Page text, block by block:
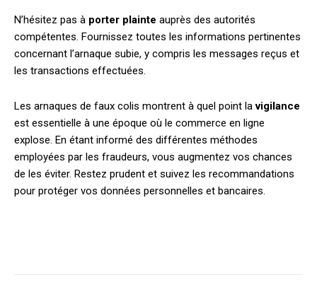
N’hésitez pas à porter plainte auprès des autorités
compétentes. Fournissez toutes les informations pertinentes
concernant l’arnaque subie, y compris les messages reçus et
les transactions effectuées.
Les arnaques de faux colis montrent à quel point lavigilance
est essentielle à une époque où le commerce en ligne
explose. En étant informé des différentes méthodes
employées par les fraudeurs, vous augmentez vos chances
de les éviter. Restez prudent et suivez les recommandations
pour protéger vos données personnelles et bancaires.